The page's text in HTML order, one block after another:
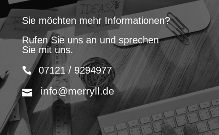
Sie möchten mehr Informationen?
Rufen Sie uns an und sprechen
Sie mit uns.
07121 / 9294977
info@merryll.de